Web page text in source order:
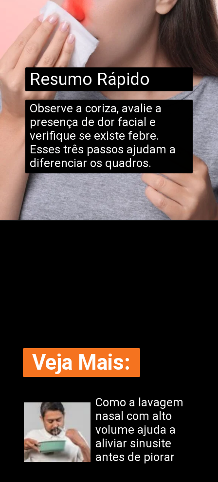
Observe a coriza, avalie a
presença de dor facial e
verifique se existe febre.
Esses três passos ajudam a
diferenciar os quadros.
Resumo Rápido
Veja Mais:
Como a lavagem
nasal com alto
volume ajuda a
aliviar sinusite
antes de piorar